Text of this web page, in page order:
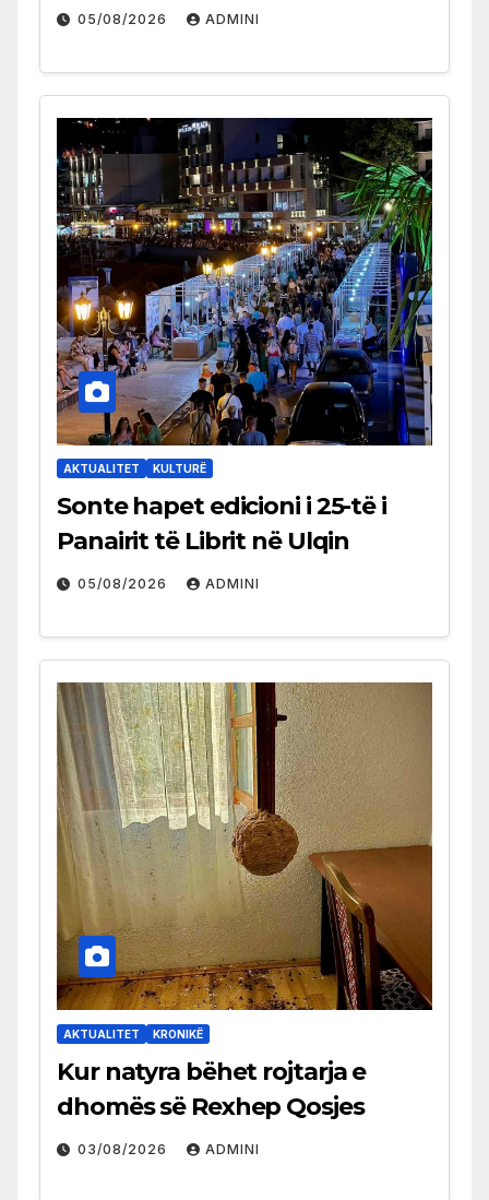
05/08/2026 ADMINI
AKTUALITET KULTURË
Sonte hapet edicioni i 25-të i
Panairit të Librit në Ulqin
05/08/2026 ADMINI
AKTUALITET KRONIKË
Kur natyra bëhet rojtarja e
dhomës së Rexhep Qosjes
03/08/2026 ADMINI